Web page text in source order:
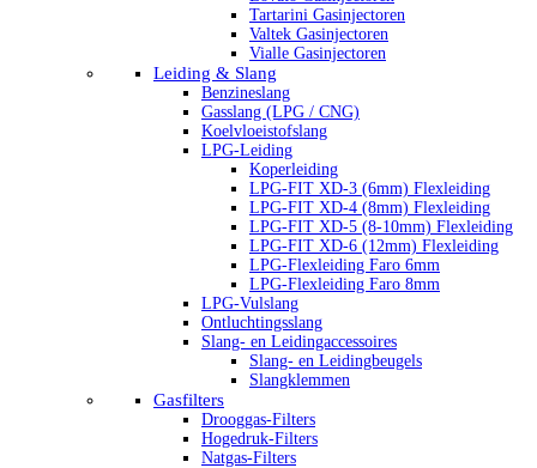
Tartarini Gasinjectoren
Valtek Gasinjectoren
Vialle Gasinjectoren
Leiding & Slang
Benzineslang
Gasslang (LPG / CNG)
Koelvloeistofslang
LPG-Leiding
Koperleiding
LPG-FIT XD-3 (6mm) Flexleiding
LPG-FIT XD-4 (8mm) Flexleiding
LPG-FIT XD-5 (8-10mm) Flexleiding
LPG-FIT XD-6 (12mm) Flexleiding
LPG-Flexleiding Faro 6mm
LPG-Flexleiding Faro 8mm
LPG-Vulslang
Ontluchtingsslang
Slang- en Leidingaccessoires
Slang- en Leidingbeugels
Slangklemmen
Gasfilters
Drooggas-Filters
Hogedruk-Filters
Natgas-Filters